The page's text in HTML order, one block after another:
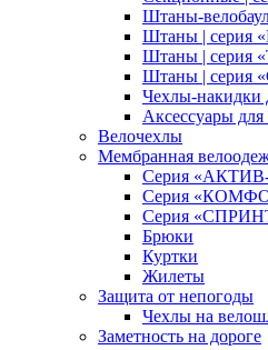
Штаны-
Штаны | серия
Штаны | серия
Штаны | серия
Чехлы-накидки
Аксессуары для
Велочехлы
Мембранная
Серия «АКТИВ-
Серия
Серия
Брюки
Куртки
Жилеты
Защита от непогоды
Чехлы на
Заметность на дороге